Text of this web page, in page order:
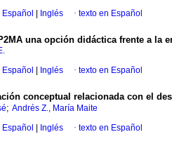
Inglés · texto en Español
una opción didáctica frente a la
Inglés · texto en Español
conceptual relacionada con el
; Andrés Z., María Maite
Inglés · texto en Español